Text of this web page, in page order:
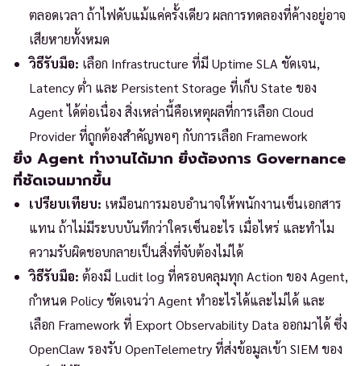
ตลอดเวลา ถ้าไฟดับแม้แค่ครั้งเดียว ผลการทดลองที่ค้างอยู่อาจ
เสียหายทั้งหมด
วิธีรับมือ: เลือก Infrastructure ที่มี Uptime SLA ชัดเจน,
Latency ต่ำ และ Persistent Storage ที่เก็บ State ของ
Agent ได้ต่อเนื่อง สิ่งเหล่านี้คือเหตุผลที่การเลือก Cloud
Provider ที่ถูกต้องสำคัญพอๆ กับการเลือก Framework
ยิ่ง Agent ทำงานได้มาก ยิ่งต้องการ Governance
ที่ชัดเจนมากขึ้น
เปรียบเทียบ: เหมือนการมอบอำนาจให้พนักงานเซ็นเอกสาร
แทน ถ้าไม่มีระบบบันทึกว่าใครเซ็นอะไร เมื่อไหร่ และทำไม
ความรับผิดชอบกลายเป็นสิ่งที่จับต้องไม่ได้
วิธีรับมือ: ต้องมี Ludit log ที่ครอบคลุมทุก Action ของ Agent,
กำหนด Policy ชัดเจนว่า Agent ทำอะไรได้และไม่ได้ และ
เลือก Framework ที่ Export Observability Data ออกมาได้ ซึ่ง
OpenClaw รองรับ OpenTelemetry ที่ส่งข้อมูลเข้า SIEM ของ